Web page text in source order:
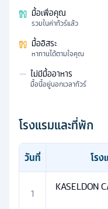
มื้อเพื่อคุณ
รวมในค่าทัวร์แล้ว
มื้ออิสระ
หาทานได้ตามใจคุณ
— ไม่มีมื้ออาหาร
มื้อนี้อยู่นอกเวลาทัวร์
โรงแรมและที่พัก
วันที่ โร
1
KASELDON